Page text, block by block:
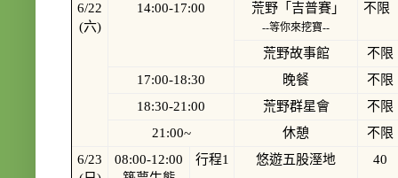
6/22
(六)
14:00-17:00 荒野「吉普賽」
--等你來挖寶--
不限
荒野故事館
不限
17:00-18:30
晚餐
不限
18:30-21:00
荒野群星會
不限
21:00~
休憩
不限
6/23
08:00-12:00
行程1 悠遊五股溼地 40